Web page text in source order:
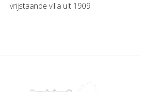
vrijstaande villa uit 1909